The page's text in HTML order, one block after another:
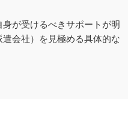
が受けるべきサポートが明
会社）を見極める具体的な